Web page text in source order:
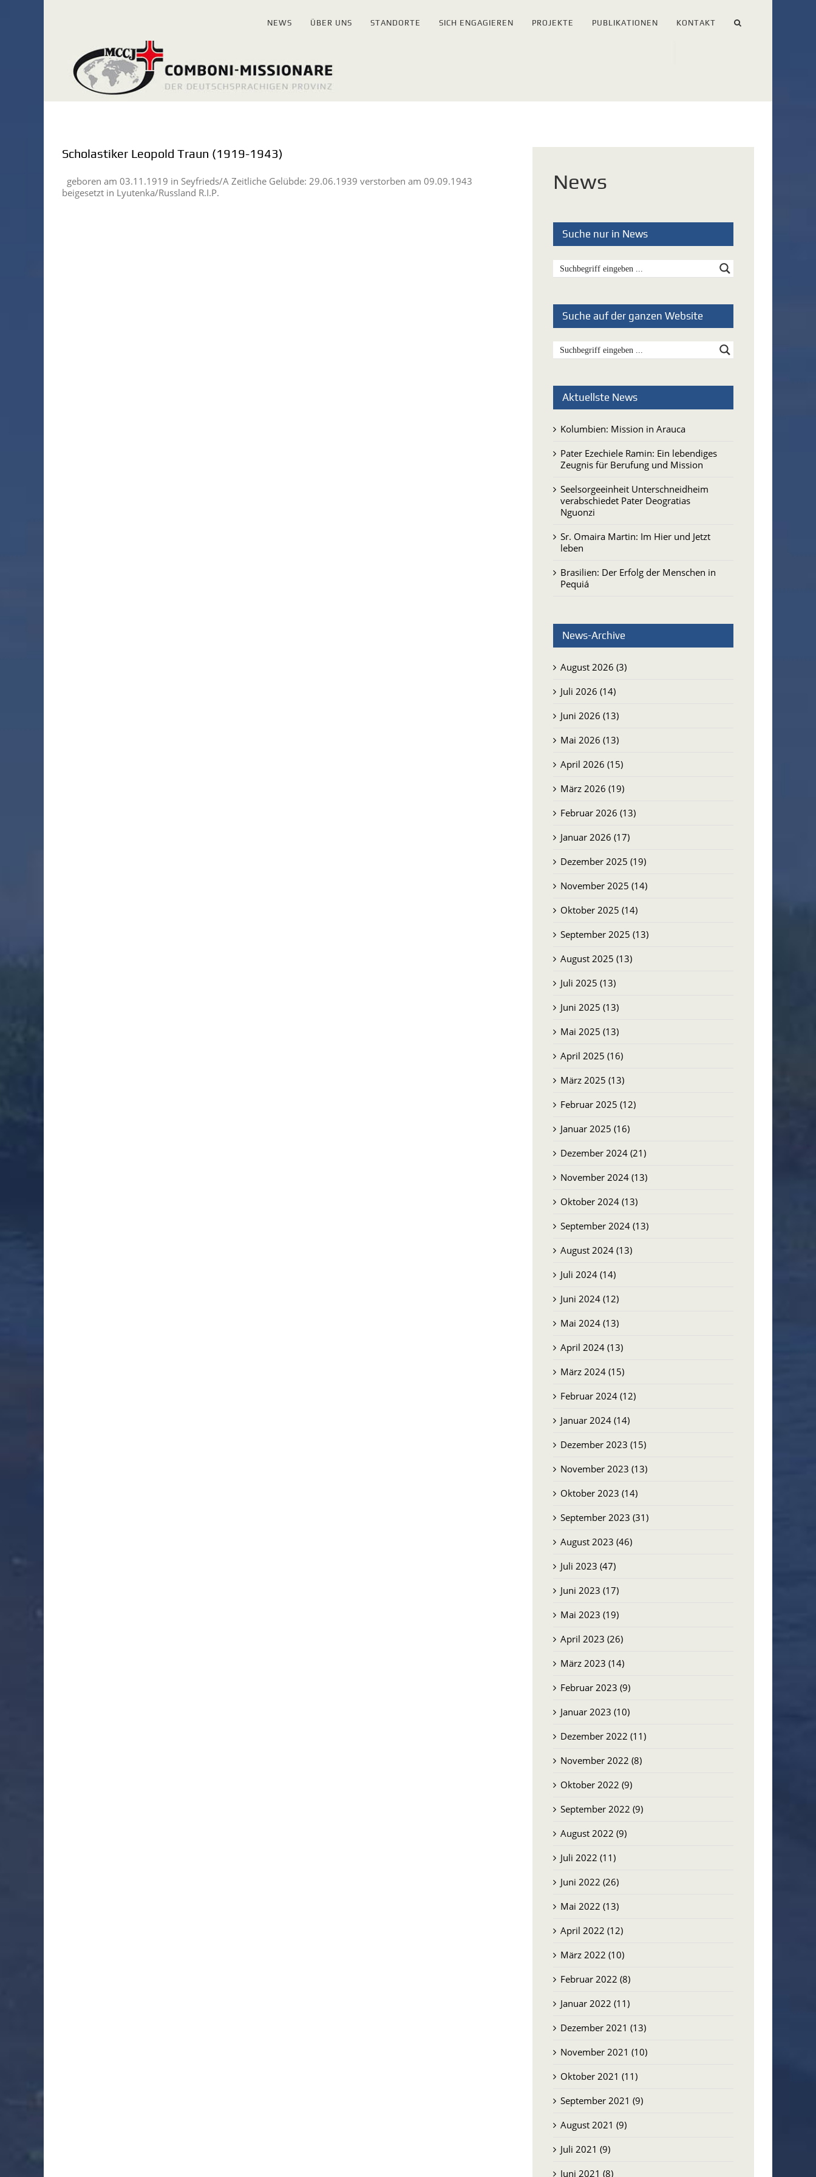
NEWS ÜBER UNS STANDORTE SICH ENGAGIEREN PROJEKTE PUBLIKATIONEN KONTAKT
Scholastiker Leopold Traun (1919-1943)
geboren am 03.11.1919 in Seyfrieds/A Zeitliche Gelübde: 29.06.1939 verstorben am 09.09.1943
beigesetzt in Lyutenka/Russland R.I.P.
News
Suche nur in News
Suche auf der ganzen Website
Aktuellste News
Kolumbien: Mission in Arauca
Pater Ezechiele Ramin: Ein lebendiges
Zeugnis für Berufung und Mission
Seelsorgeeinheit Unterschneidheim
verabschiedet Pater Deogratias
Nguonzi
Sr. Omaira Martin: Im Hier und Jetzt
leben
Brasilien: Der Erfolg der Menschen in
Pequiá
News-Archive
August 2026 (3)
Juli 2026 (14)
Juni 2026 (13)
Mai 2026 (13)
April 2026 (15)
März 2026 (19)
Februar 2026 (13)
Januar 2026 (17)
Dezember 2025 (19)
November 2025 (14)
Oktober 2025 (14)
September 2025 (13)
August 2025 (13)
Juli 2025 (13)
Juni 2025 (13)
Mai 2025 (13)
April 2025 (16)
März 2025 (13)
Februar 2025 (12)
Januar 2025 (16)
Dezember 2024 (21)
November 2024 (13)
Oktober 2024 (13)
September 2024 (13)
August 2024 (13)
Juli 2024 (14)
Juni 2024 (12)
Mai 2024 (13)
April 2024 (13)
März 2024 (15)
Februar 2024 (12)
Januar 2024 (14)
Dezember 2023 (15)
November 2023 (13)
Oktober 2023 (14)
September 2023 (31)
August 2023 (46)
Juli 2023 (47)
Juni 2023 (17)
Mai 2023 (19)
April 2023 (26)
März 2023 (14)
Februar 2023 (9)
Januar 2023 (10)
Dezember 2022 (11)
November 2022 (8)
Oktober 2022 (9)
September 2022 (9)
August 2022 (9)
Juli 2022 (11)
Juni 2022 (26)
Mai 2022 (13)
April 2022 (12)
März 2022 (10)
Februar 2022 (8)
Januar 2022 (11)
Dezember 2021 (13)
November 2021 (10)
Oktober 2021 (11)
September 2021 (9)
August 2021 (9)
Juli 2021 (9)
Juni 2021 (8)